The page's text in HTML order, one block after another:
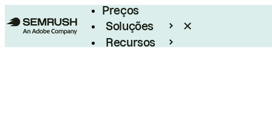
Preços
Soluções
Recursos